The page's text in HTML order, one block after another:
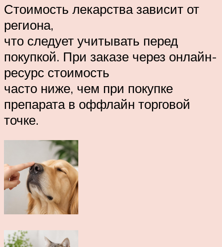
Стоимость лекарства зависит от
региона,
что следует учитывать перед
покупкой. При заказе через онлайн-
ресурс стоимость
часто ниже, чем при покупке
препарата в оффлайн торговой
точке.